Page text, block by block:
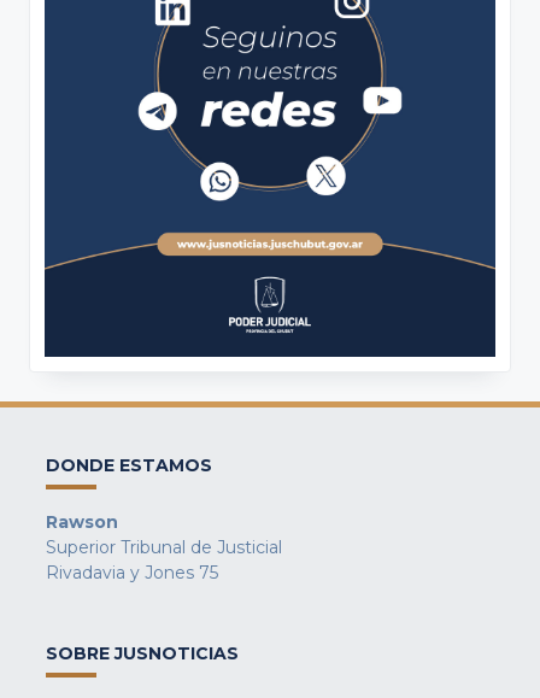
DONDE ESTAMOS
Rawson
Superior Tribunal de Justicial
Rivadavia y Jones 75
SOBRE JUSNOTICIAS